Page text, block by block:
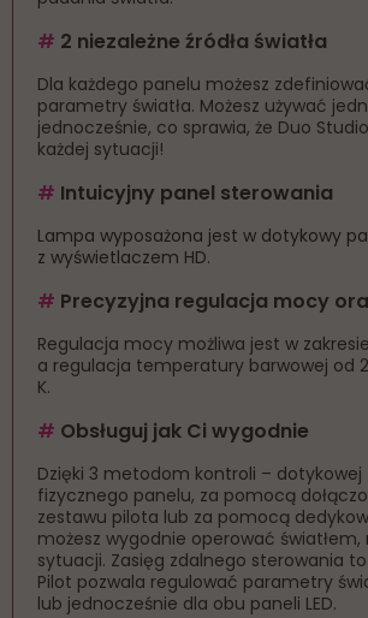
# 2 niezależne źródła światła
Dla każdego panelu możesz
parametry światła. Możesz używać
jednocześnie, co sprawia, że Duo
każdej sytuacji!
# Intuicyjny panel sterowania
Lampa wyposażona jest w dotykowy
z wyświetlaczem HD.
# Precyzyjna regulacja mocy
Regulacja mocy możliwa jest w
a regulacja temperatury barwowej od
K.
# Obsługuj jak Ci wygodnie
Dzięki 3 metodom kontroli – dotykowej
fizycznego panelu, za pomocą
zestawu pilota lub za pomocą
możesz wygodnie operować światłem,
sytuacji. Zasięg zdalnego sterowania
Pilot pozwala regulować parametry
lub jednocześnie dla obu paneli LED.